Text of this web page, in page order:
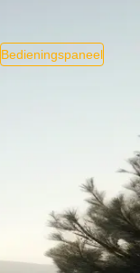
Bedieningspaneel